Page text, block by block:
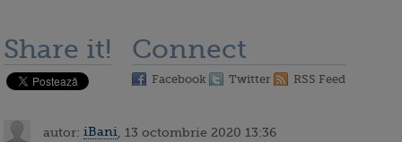
Share it! Connect
Facebook Twitter RSS Feed
autor: iBani , 13 octombrie 2020 13:36